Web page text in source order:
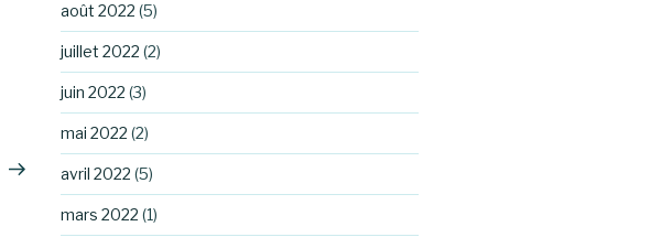
Article
suivant
août 2022 (5)
juillet 2022 (2)
juin 2022 (3)
mai 2022 (2)
avril 2022 (5)
mars 2022 (1)